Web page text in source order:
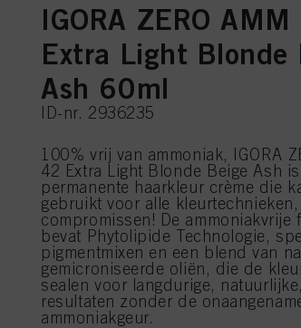
IGORA ZERO
Extra Light Blonde
Ash 60ml
ID-nr. 2936235
100% vrij van ammoniak, IGORA
42 Extra Light Blonde Beige Ash
permanente haarkleur crème die
gebruikt voor alle
compromissen! De ammoniakvrije
bevat Phytolipide Technologie,
pigmentmixen en een blend van
gemicroniseerde oliën, die de
sealen voor langdurige,
resultaten zonder de
ammoniakgeur.